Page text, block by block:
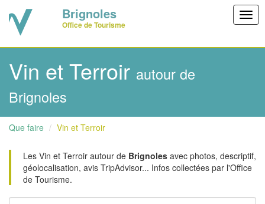
Brignoles
Office de Tourisme
Vin et Terroir autour de
Brignoles
Que faire Vin et Terroir
Les Vin et Terroir autour de Brignoles avec photos, descriptif,
géolocalisation, avis TripAdvisor... Infos collectées par l'Office
de Tourisme.